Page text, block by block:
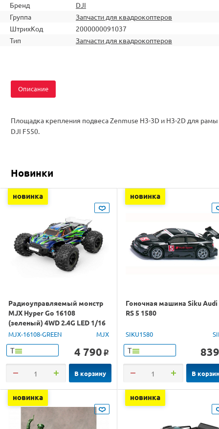
Бренд
DJI
Группа
Запчасти для квадрокоптеров
ШтрихКод
2000000091037
Тип
Запчасти для квадрокоптеров
Описание
Площадка крепления подвеса Zenmuse H3-3D и H3-2D для рамы
DJI F550.
Новинки
новинка
Радиоуправляемый монстр
MJX Hyper Go 16108
(зеленый) 4WD 2.4G LED 1/16
RTR
MJX-16108-GREEN MJX
Т 4 790 o
В корзину
новинка
Гоночная машина Siku Audi
RS 5 1580
SIKU1580
Т 839
В
новинка новинка